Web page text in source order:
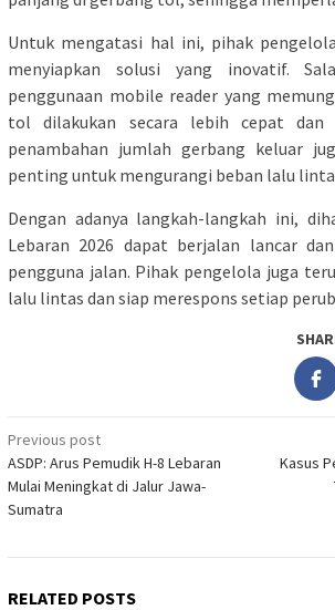
Untuk mengatasi hal ini, pihak
menyiapkan solusi yang inovatif.
penggunaan mobile reader yang
tol dilakukan secara lebih cepat dan
penambahan jumlah gerbang keluar
penting untuk mengurangi beban lalu
Dengan adanya langkah-langkah ini,
Lebaran 2026 dapat berjalan lancar
pengguna jalan. Pihak pengelola juga
lalu lintas dan siap merespons setiap
Post
navigation
Previous post
ASDP: Arus Pemudik H-8 Lebaran
Mulai Meningkat di Jalur Jawa-
Sumatra
Kasus
RELATED POSTS